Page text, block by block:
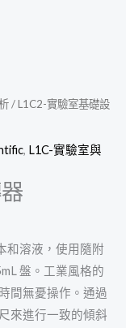
/L1C2-實驗室基礎設
, L1C-實驗室與
和溶液，使用隨附
盤。工業風格的
間無憂操作。通過
來進行一致的傾斜